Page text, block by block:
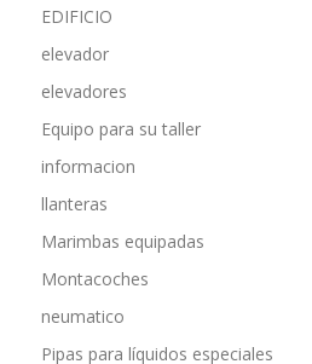
EDIFICIO
elevador
elevadores
Equipo para su taller
informacion
llanteras
Marimbas equipadas
Montacoches
neumatico
Pipas para líquidos especiales